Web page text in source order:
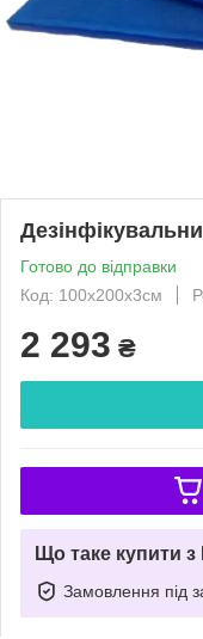
Готово до відправки
Код: 100х200х3см
2 293 ₴
Що таке купити
Замовлення під